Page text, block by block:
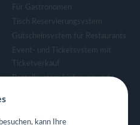
Für Gastronomen
Tisch Reservierungsystem
Gutscheinsystem für Restaurants
Event- und Ticketsystem mit
Ticketverkauf
Bestellsystem Lieferung und
Eigene App für Restaurant
kann Ihre